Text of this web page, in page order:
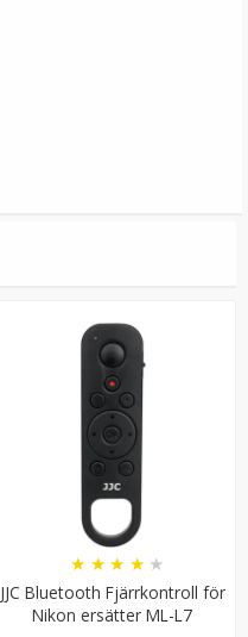
JJC Bluetooth Fjärrkontroll för
Nikon ersätter ML-L7
★ ★ ★ ★ ★